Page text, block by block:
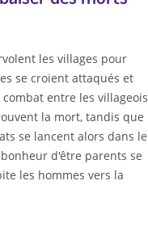
les villages pour
se croient attaqués et
entre les villageois
la mort, tandis que
se lancent alors dans le
d'être parents se
les hommes vers la